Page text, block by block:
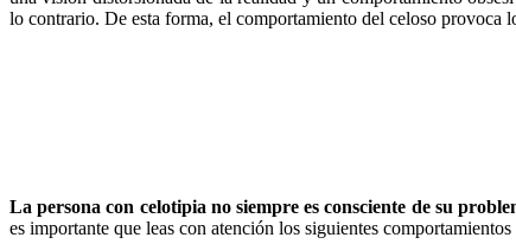
lo contrario. De esta forma, el comportamiento del celoso provoca
La persona con celotipia no siempre es consciente de su
es importante que leas con atención los siguientes